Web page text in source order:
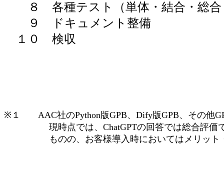
８ 各種テスト（単体・結合・総合
９ ドキュメント整備
１０ 検収
※１ AAC社のPython版GPB、Dify版GPB、その他
現時点では、ChatGPTの回答では総合評価
ものの、お客様導入時においてはメリット・